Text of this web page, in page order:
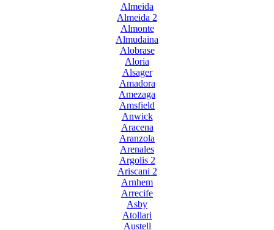
Almeida
Almeida 2
Almonte
Almudaina
Alobrase
Aloria
Alsager
Amadora
Amezaga
Amsfield
Anwick
Aracena
Aranzola
Arenales
Argolis 2
Ariscani 2
Arnhem
Arrecife
Asby
Atollari
Austell